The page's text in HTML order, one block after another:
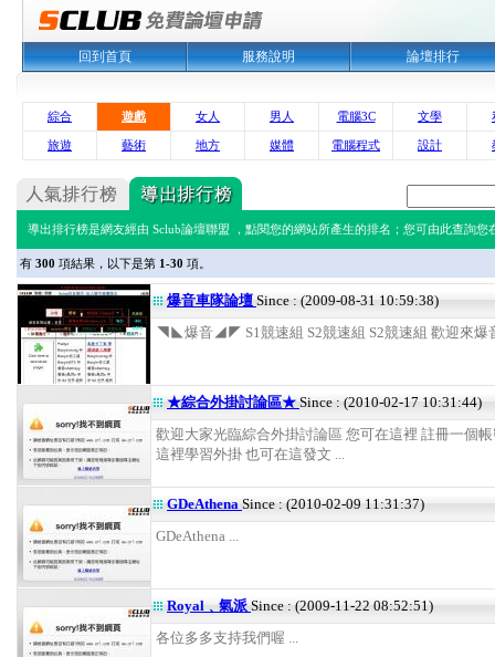
回到首頁 服務說明 論壇排行
綜合 遊戲 女人 男人 電腦3C 文學
旅遊 藝術 地方 媒體 電腦程式 設計
導出排行榜是網友經由 Sclub論壇聯盟 ，點閱您的網站所產生的排名；您可由此查詢您
有 300 項結果，以下是第 1-30 項。
爆音車隊論壇 Since : (2009-08-31 10:59:38)
◥◣爆音◢◤ S1競速組 S2競速組 S2競速組 歡迎來爆
★綜合外掛討論區★ Since : (2010-02-17 10:31:44)
歡迎大家光臨綜合外掛討論區 您可在這裡 註冊一個
這裡學習外掛 也可在這發文 ...
GDeAthena Since : (2010-02-09 11:31:37)
GDeAthena ...
Royal﹑氣派 Since : (2009-11-22 08:52:51)
各位多多支持我們喔 ...